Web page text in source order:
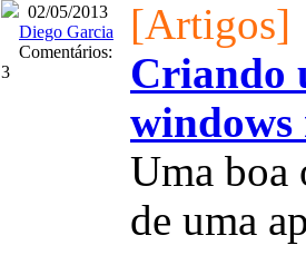
02/05/2013
Diego Garcia
Comentários:
3
[Artigos]
Criando
windows
Uma boa
de uma